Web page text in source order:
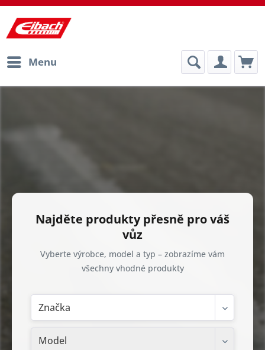
Menu
Eibach Česká republika –
Najděte produkty přesně pro váš
vůz
Vyberte výrobce, model a typ – zobrazíme vám
všechny vhodné produkty
Značka
Model